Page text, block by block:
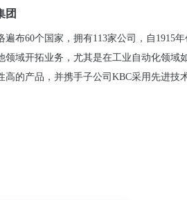
团
遍布60个国家，拥有113家公司，自1915
领域开拓业务，尤其是在工业自动化领
高的产品，并携手子公司KBC采用先进技